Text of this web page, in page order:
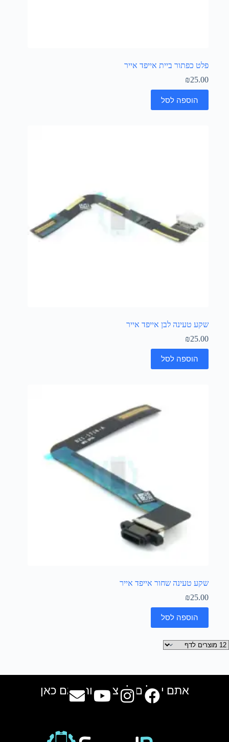
פלט כפתור ביית אייפד אייר
₪25.00
הוספה לסל
שקע טעינה לבן אייפד אייר
₪25.00
הוספה לסל
שקע טעינה שחור אייפד אייר
₪25.00
הוספה לסל
אתם יכולים למצוא אותנו גם כאן